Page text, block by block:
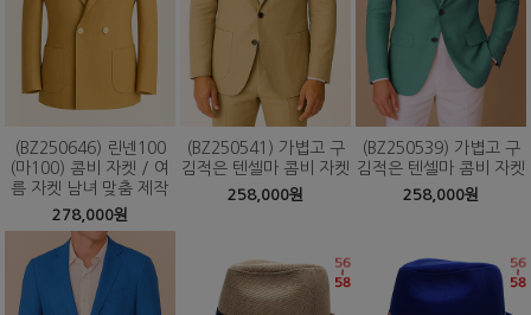
(BZ250646) 린넨100
(마100) 콤비 자켓 / 여
름 자켓 남녀 맞춤 제작
278,000원
(BZ250541) 가볍고 구
김적은 텐셀마 콤비 자켓
258,000원
(BZ250539) 가볍고 구
김적은 텐셀마 콤비 자켓
258,000원